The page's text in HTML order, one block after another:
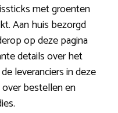
met groenten
Aan huis bezorgd
op deze pagina
details over het
leveranciers in deze
bestellen en